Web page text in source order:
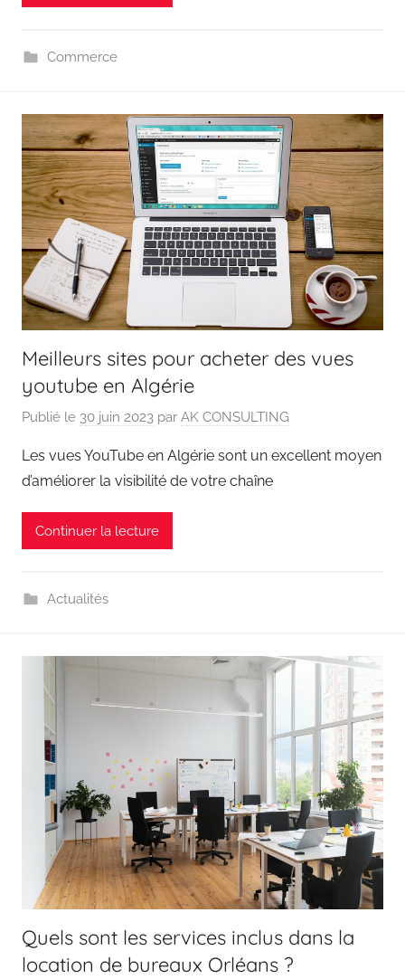
Commerce
Meilleurs sites pour acheter des vues
youtube en Algérie
Publié le 30 juin 2023 par AK CONSULTING
Les vues YouTube en Algérie sont un excellent moyen
d’améliorer la visibilité de votre chaîne
Continuer la lecture
Actualités
Quels sont les services inclus dans la
location de bureaux Orléans ?